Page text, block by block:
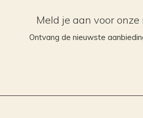
Meld je aan voor
Ontvang de nieuwste